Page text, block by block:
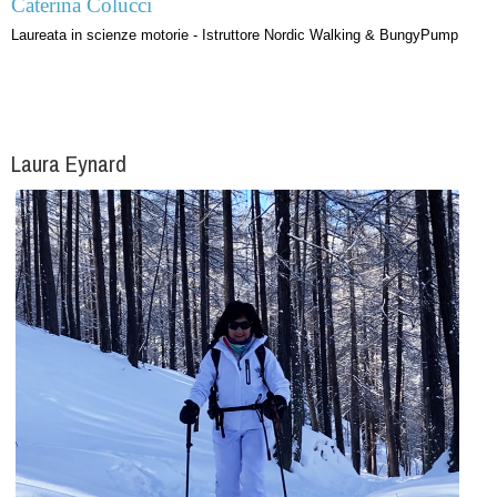
Caterina Colucci
Laureata in scienze motorie - Istruttore Nordic Walking & BungyPump
Laura Eynard